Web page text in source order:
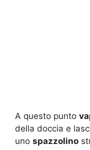
A questo punto
della doccia e
uno spazzolino